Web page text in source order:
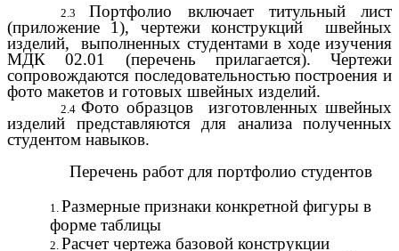
Портфолио включает титульный лист
(приложение 1), чертежи конструкций швейных
изделий, выполненных студентами в ходе изучения
МДК 02.01 (перечень прилагается). Чертежи
сопровождаются последовательностью построения и
фото макетов и готовых швейных изделий.
Фото образцов изготовленных швейных
изделий представляются для анализа полученных
студентом навыков.
Перечень работ для портфолио студентов
Размерные признаки конкретной фигуры в
форме таблицы
Расчет чертежа базовой конструкции